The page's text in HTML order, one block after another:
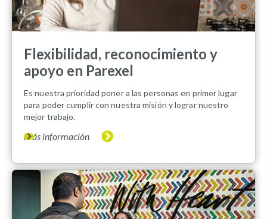
Flexibilidad, reconocimiento y
apoyo en Parexel
Es nuestra prioridad poner a las personas en primer lugar
para poder cumplir con nuestra misión y lograr nuestro
mejor trabajo.
Más información